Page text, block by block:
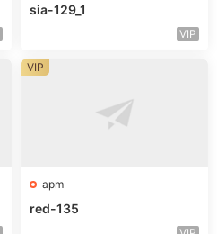
sia-129_1
VIP
apm
red-135
VIP